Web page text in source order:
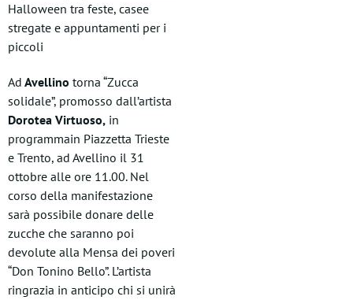
Halloween tra feste, casee
stregate e appuntamenti per i
piccoli
Ad Avellino torna “Zucca
solidale”, promosso dall’artista
Dorotea Virtuoso, in
programmain Piazzetta Trieste
e Trento, ad Avellino il 31
ottobre alle ore 11.00. Nel
corso della manifestazione
sarà possibile donare delle
zucche che saranno poi
devolute alla Mensa dei poveri
“Don Tonino Bello”. L’artista
ringrazia in anticipo chi si unirà